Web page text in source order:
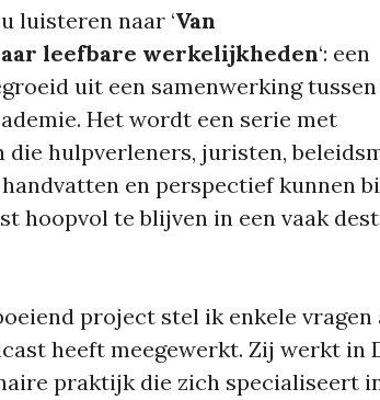
luisteren naar ‘Van
leefbare werkelijkheden‘: een
uit een samenwerking
Het wordt een serie met
die hulpverleners, juristen,
en perspectief kunnen
hoopvol te blijven in een vaak
project stel ik enkele vragen
heeft meegewerkt. Zij werkt in
praktijk die zich specialiseert